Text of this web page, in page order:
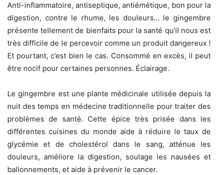
Anti-inflammatoire, antiseptique, antiémétique, bon pour la
digestion, contre le rhume, les douleurs… le gingembre
présente tellement de bienfaits pour la santé qu’il nous est
très difficile de le percevoir comme un produit dangereux !
Et pourtant, c’est bien le cas. Consommé en excès, il peut
être nocif pour certaines personnes. Éclairage.
Le gingembre est une plante médicinale utilisée depuis la
nuit des temps en médecine traditionnelle pour traiter des
problèmes de santé. Cette épice très prisée dans les
différentes cuisines du monde aide à réduire le taux de
glycémie et de cholestérol dans le sang, atténue les
douleurs, améliore la digestion, soulage les nausées et
ballonnements, et aide à prévenir le cancer.